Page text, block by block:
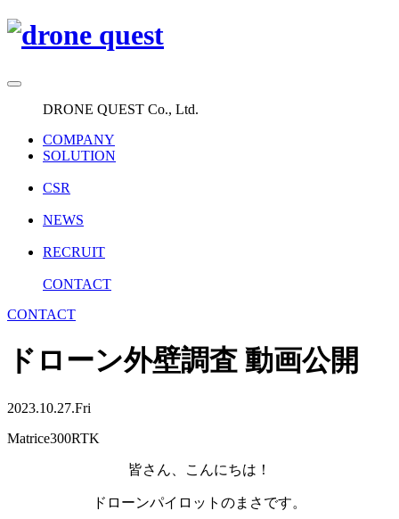
DRONE QUEST Co., Ltd.
COMPANY
SOLUTION
CSR
NEWS
RECRUIT
CONTACT
CONTACT
ドローン外壁調査 動画公開
2023.10.27.Fri
Matrice300RTK
皆さん、こんにちは！
ドローンパイロットのまさです。